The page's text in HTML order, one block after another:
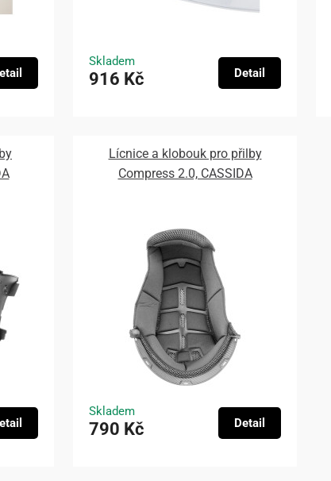
Skladem
916 Kč Detail
Lícnice a klobouk pro přilby
Compress 2.0, CASSIDA
Skladem
790 Kč Detail